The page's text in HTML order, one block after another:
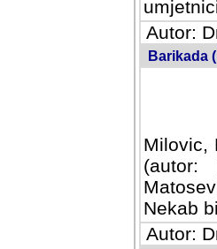
Autor:
Barikada
MNE),
Milenko
Muzika
(autor:
Autor: